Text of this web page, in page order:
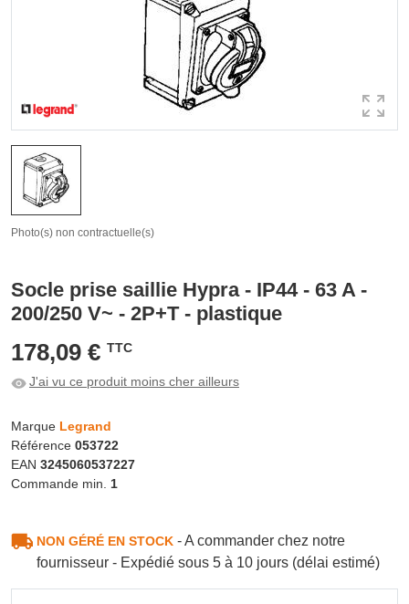
Photo(s) non contractuelle(s)
Socle prise saillie Hypra - IP44 - 63 A -
200/250 V~ - 2P+T - plastique
178,09 € TTC
J'ai vu ce produit moins cher ailleurs
Marque Legrand
Référence 053722
EAN 3245060537227
Commande min. 1
NON GÉRÉ EN STOCK- A commander chez notre
fournisseur - Expédié sous 5 à 10 jours (délai estimé)